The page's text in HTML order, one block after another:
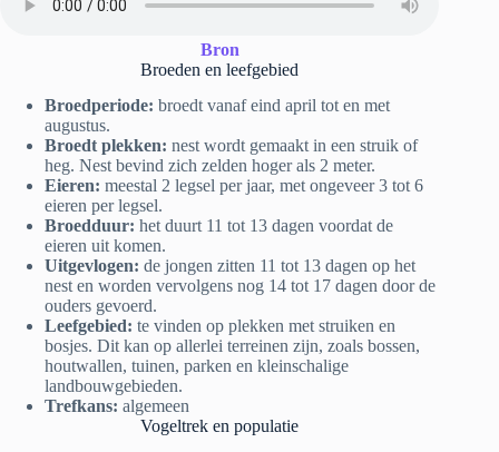
Bron
Broeden en leefgebied
Broedperiode: broedt vanaf eind april tot en met
augustus.
Broedt plekken: nest wordt gemaakt in een struik of
heg. Nest bevind zich zelden hoger als 2 meter.
Eieren: meestal 2 legsel per jaar, met ongeveer 3 tot 6
eieren per legsel.
Broedduur: het duurt 11 tot 13 dagen voordat de
eieren uit komen.
Uitgevlogen: de jongen zitten 11 tot 13 dagen op het
nest en worden vervolgens nog 14 tot 17 dagen door de
ouders gevoerd.
Leefgebied: te vinden op plekken met struiken en
bosjes. Dit kan op allerlei terreinen zijn, zoals bossen,
houtwallen, tuinen, parken en kleinschalige
landbouwgebieden.
Trefkans: algemeen
Vogeltrek en populatie